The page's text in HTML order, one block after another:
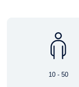
10 - 50